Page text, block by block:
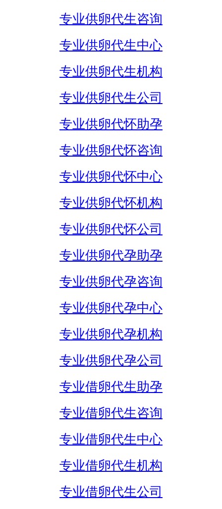
专业供卵代生咨询
专业供卵代生中心
专业供卵代生机构
专业供卵代生公司
专业供卵代怀助孕
专业供卵代怀咨询
专业供卵代怀中心
专业供卵代怀机构
专业供卵代怀公司
专业供卵代孕助孕
专业供卵代孕咨询
专业供卵代孕中心
专业供卵代孕机构
专业供卵代孕公司
专业借卵代生助孕
专业借卵代生咨询
专业借卵代生中心
专业借卵代生机构
专业借卵代生公司